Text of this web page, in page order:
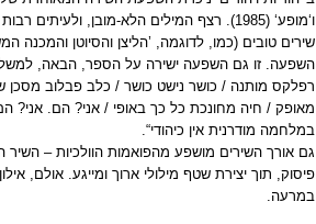
ו‘מופע‘ (1985). רצף המילים הלא-מובן,
שירים טובים (כמו, לדוגמה, ’הליצן והסיוטן
רפלקס מותנה / כושר נישט כושר / כלב פבלוב מסכן
מאופק / חיה מחונכת כל כך באופי / אני? הם. אני?
במלחמה מודרנית אין כיהודי“.
גם אורך השירים מושפע מהפואמות הוולכיות –
פיסוק, תוך יצירת שטף מילולי ארוך ומייגע. אולם,
במרעה.